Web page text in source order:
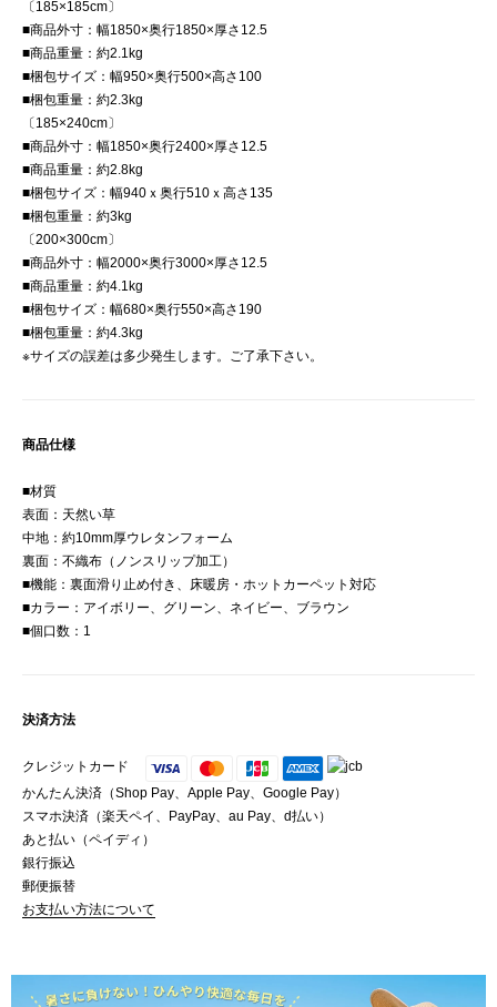
〔185×185cm〕
■商品外寸：幅1850×奥行1850×厚さ12.5
■商品重量：約2.1kg
■梱包サイズ：幅950×奥行500×高さ100
■梱包重量：約2.3kg
〔185×240cm〕
■商品外寸：幅1850×奥行2400×厚さ12.5
■商品重量：約2.8kg
■梱包サイズ：幅940ｘ奥行510ｘ高さ135
■梱包重量：約3kg
〔200×300cm〕
■商品外寸：幅2000×奥行3000×厚さ12.5
■商品重量：約4.1kg
■梱包サイズ：幅680×奥行550×高さ190
■梱包重量：約4.3kg
※サイズの誤差は多少発生します。ご了承下さい。
商品仕様
■材質
表面：天然い草
中地：約10mm厚ウレタンフォーム
裏面：不織布（ノンスリップ加工）
■機能：裏面滑り止め付き、床暖房・ホットカーペット対応
■カラー：アイボリー、グリーン、ネイビー、ブラウン
■個口数：1
決済方法
クレジットカード
かんたん決済（Shop Pay、Apple Pay、Google Pay）
スマホ決済（楽天ペイ、PayPay、au Pay、d払い）
あと払い（ペイディ）
銀行振込
郵便振替
お支払い方法について